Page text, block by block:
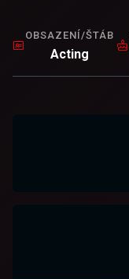
OBSAZENÍ/ŠTÁB
Acting